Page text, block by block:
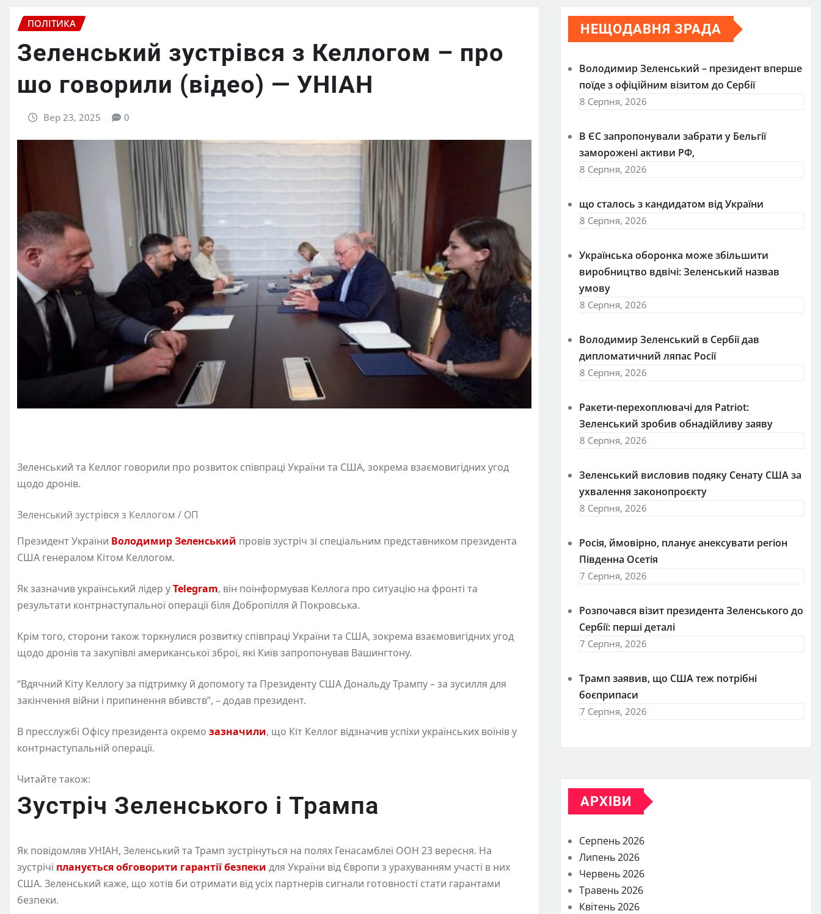
ПОЛІТИКА
Зеленський зустрівся з Келлогом – про
шо говорили (відео) — УНІАН
Вер 23, 2025 0
Зеленський та Келлог говорили про розвиток співпраці України та США, зокрема взаємовигідних угод
щодо дронів.
Зеленський зустрівся з Келлогом / ОП
Президент України Володимир Зеленський провів зустріч зі спеціальним представником президента
США генералом Кітом Келлогом.
Як зазначив український лідер уTelegram, він поінформував Келлога про ситуацію на фронті та
результати контрнаступальної операції біля Добропілля й Покровська.
Крім того, сторони також торкнулися розвитку співпраці України та США, зокрема взаємовигідних угод
щодо дронів та закупівлі американської зброї, які Київ запропонував Вашингтону.
“Вдячний Кіту Келлогу за підтримку й допомогу та Президенту США Дональду Трампу – за зусилля для
закінчення війни і припинення вбивств”, – додав президент.
В пресслужбі Офісу президента окремо зазначили, що Кіт Келлог відзначив успіхи українських воїнів у
контрнаступальній операції.
Читайте також:
Зустріч Зеленського і Трампа
Як повідомляв УНІАН, Зеленський та Трамп зустрінуться на полях Генасамблеї ООН 23 вересня. На
зустрічі планується обговорити гарантії безпеки для України від Європи з урахуванням участі в них
США. Зеленський каже, що хотів би отримати від усіх партнерів сигнали готовності стати гарантами
безпеки.
НЕЩОДАВНЯ ЗРАДА
Володимир Зеленський – президент вперше
поїде з офіційним візитом до Сербії
8 Серпня, 2026
В ЄС запропонували забрати у Бельгії
заморожені активи РФ,
8 Серпня, 2026
що сталось з кандидатом від України
8 Серпня, 2026
Українська оборонка може збільшити
виробництво вдвічі: Зеленський назвав
умову
8 Серпня, 2026
Володимир Зеленський в Сербії дав
дипломатичний ляпас Росії
8 Серпня, 2026
Ракети-перехоплювачі для Patriot:
Зеленський зробив обнадійливу заяву
8 Серпня, 2026
Зеленський висловив подяку Сенату США за
ухвалення законопроєкту
8 Серпня, 2026
Росія, ймовірно, планує анексувати регіон
Південна Осетія
7 Серпня, 2026
Розпочався візит президента Зеленського до
Сербії: перші деталі
7 Серпня, 2026
Трамп заявив, що США теж потрібні
боєприпаси
7 Серпня, 2026
АРХІВИ
Серпень 2026
Липень 2026
Червень 2026
Травень 2026
Квітень 2026